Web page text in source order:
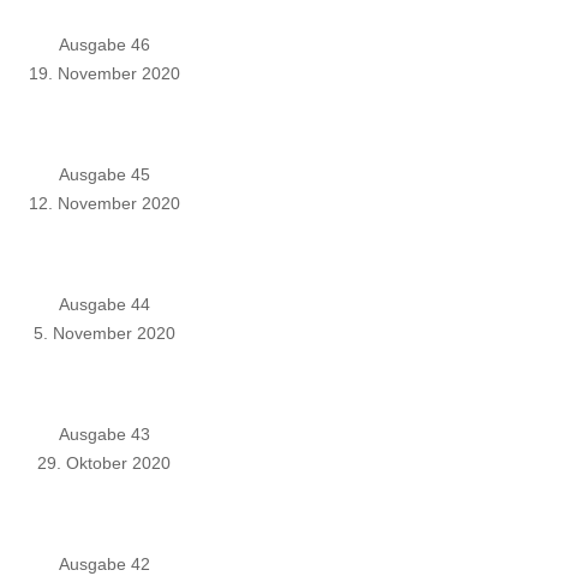
Ausgabe 46
19. November 2020
Ausgabe 45
12. November 2020
Ausgabe 44
5. November 2020
Ausgabe 43
29. Oktober 2020
Ausgabe 42